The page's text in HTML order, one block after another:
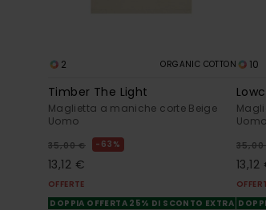
2 ORGANIC COTTON
Timber The Light
Maglietta a maniche corte Beige
Uomo
35,00 € 63%
13,12 €
OFFERTE
DOPPIA OFFERTA 25% DI SCONTO EXTRA
10
Uomo